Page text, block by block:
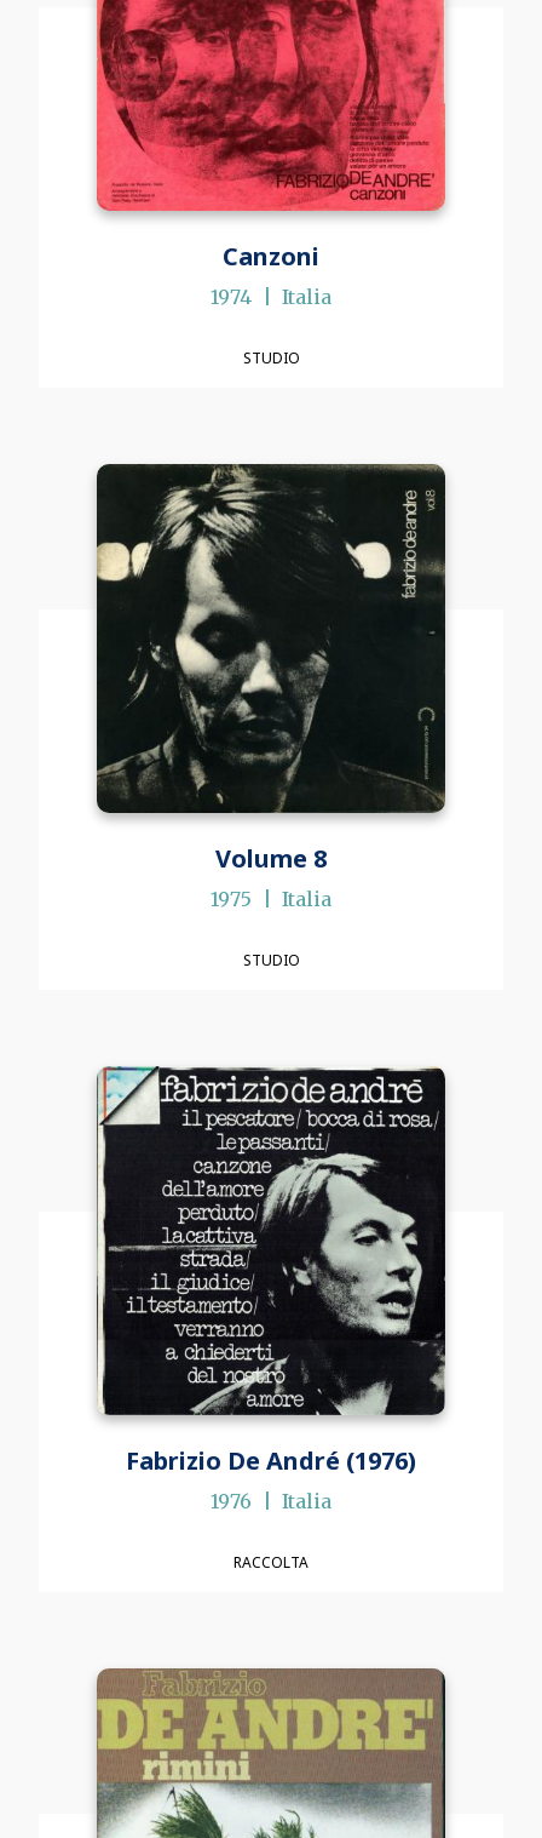
Canzoni
1974 Italia
STUDIO
Volume 8
1975 Italia
STUDIO
Fabrizio De André (1976)
1976 Italia
RACCOLTA